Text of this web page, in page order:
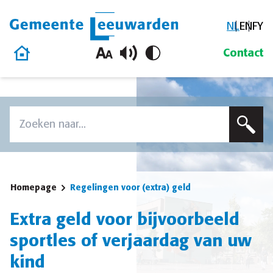
Gemeente Leeuwarden NLENFY
Homepage
Contact
Homepage Regelingen voor (extra) geld
Extra geld voor bijvoorbeeld
sportles of verjaardag van uw
kind